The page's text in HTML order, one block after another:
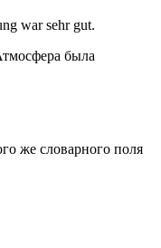
war sehr gut.
была
же словарного поля